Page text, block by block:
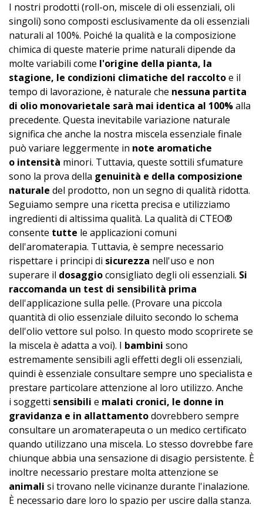
I nostri prodotti (roll-on, miscele di oli essenziali, oli
singoli) sono composti esclusivamente da oli essenziali
naturali al 100%. Poiché la qualità e la composizione
chimica di queste materie prime naturali dipende da
molte variabili come l'origine della pianta, la
stagione, le condizioni climatiche del raccoltoe il
tempo di lavorazione, è naturale che nessuna partita
di olio monovarietale sarà mai identica al 100%alla
precedente. Questa inevitabile variazione naturale
significa che anche la nostra miscela essenziale finale
può variare leggermente in note aromatiche
o intensità minori. Tuttavia, queste sottili sfumature
sono la prova della genuinità e della composizione
naturale del prodotto, non un segno di qualità ridotta.
Seguiamo sempre una ricetta precisa e utilizziamo
ingredienti di altissima qualità. La qualità di CTEO®
consente tutte le applicazioni comuni
dell'aromaterapia. Tuttavia, è sempre necessario
rispettare i principi di sicurezza nell'uso e non
superare il dosaggioconsigliato degli oli essenziali. Si
raccomanda un test di sensibilità prima
dell'applicazione sulla pelle. (Provare una piccola
quantità di olio essenziale diluito secondo lo schema
dell'olio vettore sul polso. In questo modo scoprirete se
la miscela è adatta a voi). I bambini sono
estremamente sensibili agli effetti degli oli essenziali,
quindi è essenziale consultare sempre uno specialista e
prestare particolare attenzione al loro utilizzo. Anche
i soggetti sensibili e malati cronici, le donne in
gravidanza e in allattamentodovrebbero sempre
consultare un aromaterapeuta o un medico certificato
quando utilizzano una miscela. Lo stesso dovrebbe fare
chiunque abbia una sensazione di disagio persistente. È
inoltre necessario prestare molta attenzione se
animali si trovano nelle vicinanze durante l'inalazione.
È necessario dare loro lo spazio per uscire dalla stanza.